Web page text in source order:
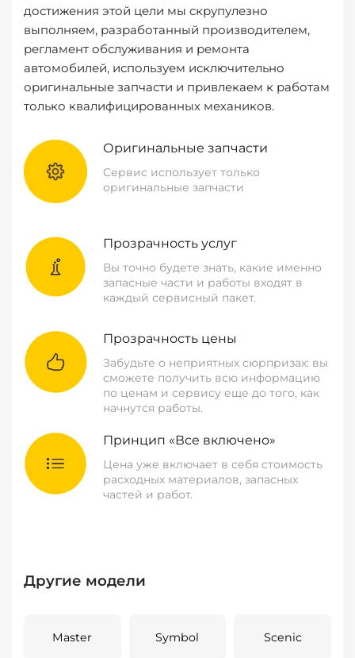
достижения этой цели мы скрупулезно
выполняем, разработанный производителем,
регламент обслуживания и ремонта
автомобилей, используем исключительно
оригинальные запчасти и привлекаем к работам
только квалифицированных механиков.
Оригинальные запчасти
Сервис использует только
оригинальные запчасти
Прозрачность услуг
Вы точно будете знать, какие именно
запасные части и работы входят в
каждый сервисный пакет.
Прозрачность цены
Забудьте о неприятных сюрпризах: вы
сможете получить всю информацию
по ценам и сервису еще до того, как
начнутся работы.
Принцип «Все включено»
Цена уже включает в себя стоимость
расходных материалов, запасных
частей и работ.
Другие модели
Master Symbol Scenic